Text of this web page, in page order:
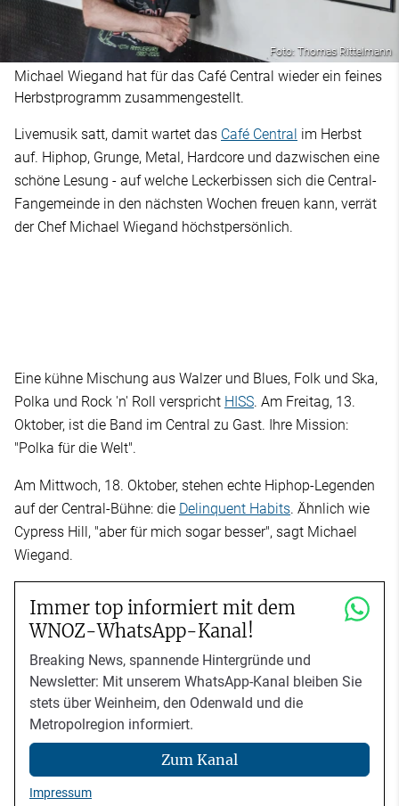
Foto: Thomas Rittelmann
Michael Wiegand hat für das Café Central wieder ein feines
Herbstprogramm zusammengestellt.
Livemusik satt, damit wartet das Café Central im Herbst
auf. Hiphop, Grunge, Metal, Hardcore und dazwischen eine
schöne Lesung - auf welche Leckerbissen sich die Central-
Fangemeinde in den nächsten Wochen freuen kann, verrät
der Chef Michael Wiegand höchstpersönlich.
Eine kühne Mischung aus Walzer und Blues, Folk und Ska,
Polka und Rock 'n' Roll verspricht HISS. Am Freitag, 13.
Oktober, ist die Band im Central zu Gast. Ihre Mission:
"Polka für die Welt".
Am Mittwoch, 18. Oktober, stehen echte Hiphop-Legenden
auf der Central-Bühne: die Delinquent Habits. Ähnlich wie
Cypress Hill, "aber für mich sogar besser", sagt Michael
Wiegand.
Immer top informiert mit dem
WNOZ-WhatsApp-Kanal!
Breaking News, spannende Hintergründe und
Newsletter: Mit unserem WhatsApp-Kanal bleiben Sie
stets über Weinheim, den Odenwald und die
Metropolregion informiert.
Zum Kanal
Impressum